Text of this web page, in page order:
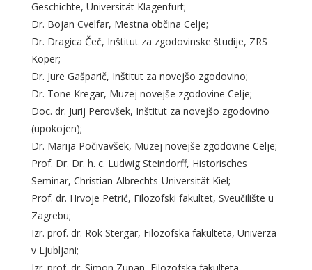
Geschichte, Universität Klagenfurt;
Dr. Bojan Cvelfar, Mestna občina Celje;
Dr. Dragica Čeč, Inštitut za zgodovinske študije, ZRS
Koper;
Dr. Jure Gašparič, Inštitut za novejšo zgodovino;
Dr. Tone Kregar, Muzej novejše zgodovine Celje;
Doc. dr. Jurij Perovšek, Inštitut za novejšo zgodovino
(upokojen);
Dr. Marija Počivavšek, Muzej novejše zgodovine Celje;
Prof. Dr. Dr. h. c. Ludwig Steindorff, Historisches
Seminar, Christian-Albrechts-Universität Kiel;
Prof. dr. Hrvoje Petrić, Filozofski fakultet, Sveučilište u
Zagrebu;
Izr. prof. dr. Rok Stergar, Filozofska fakulteta, Univerza
v Ljubljani;